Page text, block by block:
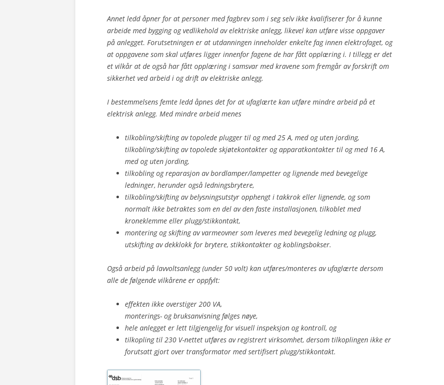
Annet ledd åpner for at personer med fagbrev som i seg selv ikke kvalifiserer for å kunne
arbeide med bygging og vedlikehold av elektriske anlegg, likevel kan utføre visse oppgaver
på anlegget. Forutsetningen er at utdanningen inneholder enkelte fag innen elektrofaget, og
at oppgavene som skal utføres ligger innenfor fagene de har fått opplæring i. I tillegg er det
et vilkår at de også har fått opplæring i samsvar med kravene som fremgår av forskrift om
sikkerhet ved arbeid i og drift av elektriske anlegg.
I bestemmelsens femte ledd åpnes det for at ufaglærte kan utføre mindre arbeid på et
elektrisk anlegg. Med mindre arbeid menes
tilkobling/skifting av topolede plugger til og med 25 A, med og uten jording,
tilkobling/skifting av topolede skjøtekontakter og apparatkontakter til og med 16 A,
med og uten jording,
tilkobling og reparasjon av bordlamper/lampetter og lignende med bevegelige
ledninger, herunder også ledningsbrytere,
tilkobling/skifting av belysningsutstyr opphengt i takkrok eller lignende, og som
normalt ikke betraktes som en del av den faste installasjonen, tilkoblet med
kroneklemme eller plugg/stikkontakt,
montering og skifting av varmeovner som leveres med bevegelig ledning og plugg,
utskifting av dekklokk for brytere, stikkontakter og koblingsbokser.
Også arbeid på lavvoltsanlegg (under 50 volt) kan utføres/monteres av ufaglærte dersom
alle de følgende vilkårene er oppfylt:
effekten ikke overstiger 200 VA,
monterings- og bruksanvisning følges nøye,
hele anlegget er lett tilgjengelig for visuell inspeksjon og kontroll, og
tilkopling til 230 V-nettet utføres av registrert virksomhet, dersom tilkoplingen ikke er
forutsatt gjort over transformator med sertifisert plugg/stikkontakt.